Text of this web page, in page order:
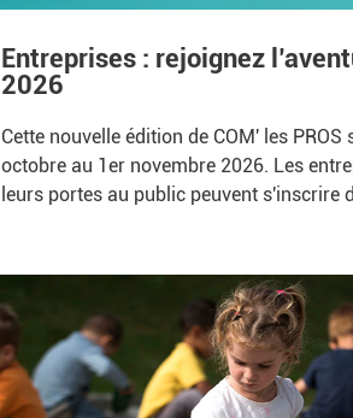
Entreprises : rejoignez
2026
Cette nouvelle édition de COM' les
octobre au 1er novembre 2026. Les
leurs portes au public peuvent s'inscrire